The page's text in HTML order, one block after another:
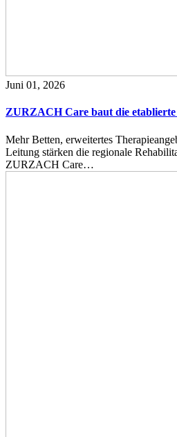
Juni 01, 2026
ZURZACH Care baut die
Mehr Betten, erweitertes
Leitung stärken die regionale
ZURZACH Care…